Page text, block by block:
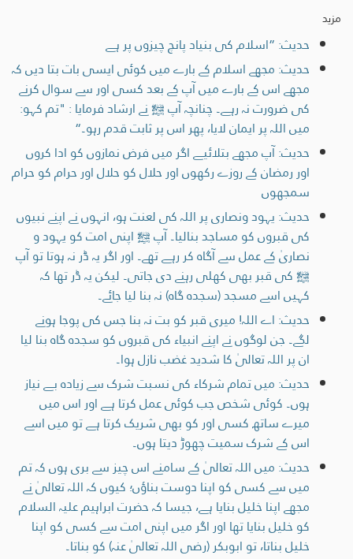
مزید
حدیث: ”اسلام کی بنیاد پانچ چیزوں پر ہے
حدیث: مجھے اسلام کے بارے میں کوئی ایسی بات بتا دیں کہ
مجھے اس کے بارے میں آپ کے بعد کسی اور سے سوال کرنے
کی ضرورت نہ رہے۔ چنانچہ آپ ﷺ نے ارشاد فرمایا : "تم کہو:
میں اللہ پر ایمان لایا، پھر اس پر ثابت قدم رہو۔“
حدیث: آپ مجھے بتلائیے اگر میں فرض نمازوں کو ادا کروں
اور رمضان کے روزے رکھوں اور حلال کو حلال اور حرام کو حرام
سمجھوں
حدیث: یہود ونصاری پر اللہ کی لعنت ہو، انہوں نے اپنے نبیوں
کی قبروں کو مساجد بنالیا۔ آپ ﷺ اپنی امت کو یہود و
نصاریٰ کے عمل سے آگاہ کر رہے تھے۔ اور اگر یہ ڈر نہ ہوتا تو آپ
ﷺ کی قبر بھی کھلی رہنے دی جاتی۔ لیکن یہ ڈر تھا کہ
کہیں اسے مسجد (سجدہ گاہ) نہ بنا لیا جائے۔
حدیث: اے اللہ! میری قبر کو بت نہ بنا جس کی پوجا ہونے
لگے۔ جن لوگوں نے اپنے انبیاء کی قبروں کو سجدہ گاہ بنا لیا
ان پر اللہ تعالیٰ کا شدید غضب نازل ہوا۔
حدیث: میں تمام شرکاء کی نسبت شرک سے زیادہ بے نیاز
ہوں۔ کوئی شخص جب كوئی عمل کرتا ہے اور اس میں
میرے ساتھ کسی اور کو بھی شریک کرتا ہے تو میں اسے
اس کے شرک سمیت چھوڑ دیتا ہوں۔
حدیث: میں اللہ تعالیٰ کے سامنے اس چیز سے بری ہوں کہ تم
میں سے کسی کو اپنا دوست بناؤں؛ کیوں کہ اللہ تعالیٰ نے
مجھے اپنا خلیل بنایا ہے، جیسا کہ حضرت ابراہیم علیہ السلام
کو خلیل بنایا تھا اور اگر میں اپنی امت سے کسی کو اپنا
خلیل بناتا، تو ابوبکر (رضی اللہ تعالیٰ عنہ) کو بناتا۔